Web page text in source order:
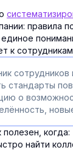
правила
к
сотрудников
стандарты
о
когда:
найти